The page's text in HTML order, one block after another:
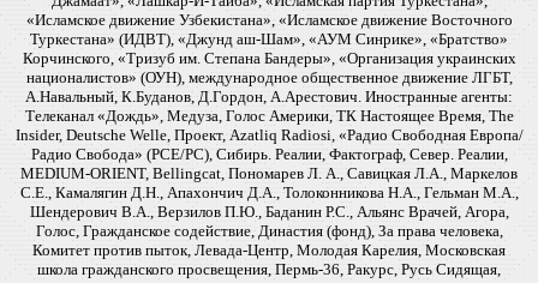
«Исламское движение Узбекистана», «Исламское движение Восточного
Туркестана» (ИДВТ), «Джунд аш-Шам», «АУМ Синрике», «Братство»
Корчинского, «Тризуб им. Степана Бандеры», «Организация украинских
националистов» (ОУН), международное общественное движение ЛГБТ,
А.Навальный, К.Буданов, Д.Гордон, А.Арестович. Иностранные агенты:
Телеканал «Дождь», Медуза, Голос Америки, ТК Настоящее Время, The
Insider, Deutsche Welle, Проект, Azatliq Radiosi, «Радио Свободная Европа/
Радио Свобода» (PCE/PC), Сибирь. Реалии, Фактограф, Север. Реалии,
MEDIUM-ORIENT, Bellingcat, Пономарев Л. А., Савицкая Л.А., Маркелов
С.Е., Камалягин Д.Н., Апахончич Д.А., Толоконникова Н.А., Гельман М.А.,
Шендерович В.А., Верзилов П.Ю., Баданин Р.С., Альянс Врачей, Агора,
Голос, Гражданское содействие, Династия (фонд), За права человека,
Комитет против пыток, Левада-Центр, Молодая Карелия, Московская
школа гражданского просвещения, Пермь-36, Ракурс, Русь Сидящая,